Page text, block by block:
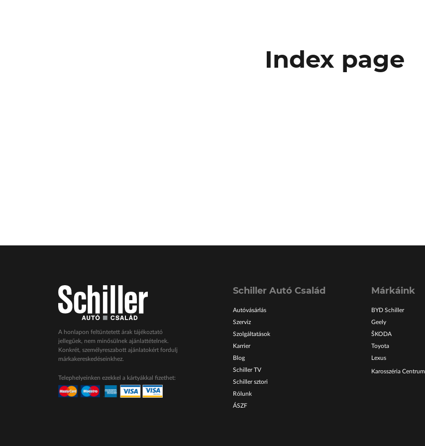
Index page
A honlapon feltüntetett árak tájékoztató
jellegűek, nem minősülnek ajánlattételnek.
Konkrét, személyreszabott ajánlatokért fordulj
márkakereskedéseinkhez.
Telephelyeinken ezekkel a kártyákkal fizethet:
Schiller Autó Család
Autóvásárlás
Szerviz
Szolgáltatások
Karrier
Blog
Schiller TV
Schiller sztori
Rólunk
ÁSZF
Márkáink
BYD Schiller
Geely
ŠKODA
Toyota
Lexus
Karosszéria Centrum